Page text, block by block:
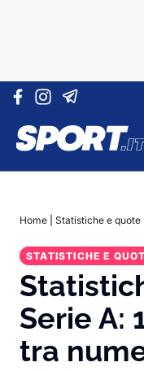
Vai al contenuto
Home Statistiche e quote
STATISTICHE E
Serie A:
tra